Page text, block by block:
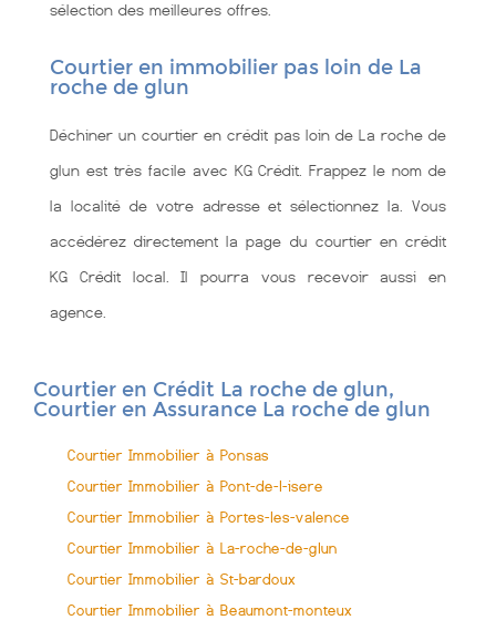
sélection des meilleures offres.
Courtier en immobilier pas loin de La
roche de glun
Déchiner un courtier en crédit pas loin de La roche de
glun est très facile avec KG Crédit. Frappez le nom de
la localité de votre adresse et sélectionnez la. Vous
accédérez directement la page du courtier en crédit
KG Crédit local. Il pourra vous recevoir aussi en
agence.
Courtier en Crédit La roche de glun,
Courtier en Assurance La roche de glun
Courtier Immobilier à Ponsas
Courtier Immobilier à Pont-de-l-isere
Courtier Immobilier à Portes-les-valence
Courtier Immobilier à La-roche-de-glun
Courtier Immobilier à St-bardoux
Courtier Immobilier à Beaumont-monteux